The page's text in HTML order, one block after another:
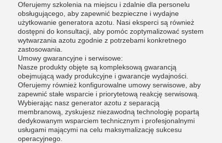
Oferujemy szkolenia na miejscu i zdalnie dla personelu
obsługującego, aby zapewnić bezpieczne i wydajne
użytkowanie generatora azotu. Nasi eksperci są również
dostępni do konsultacji, aby pomóc zoptymalizować system
wytwarzania azotu zgodnie z potrzebami konkretnego
zastosowania.
Umowy gwarancyjne i serwisowe:
Nasze produkty objęte są kompleksową gwarancją
obejmującą wady produkcyjne i gwarancje wydajności.
Oferujemy również konfigurowalne umowy serwisowe, aby
zapewnić stałe wsparcie i priorytetową reakcję serwisową.
Wybierając nasz generator azotu z separacją
membranową, zyskujesz niezawodną technologię popartą
dedykowanym wsparciem technicznym i profesjonalnymi
usługami mającymi na celu maksymalizację sukcesu
operacyjnego.